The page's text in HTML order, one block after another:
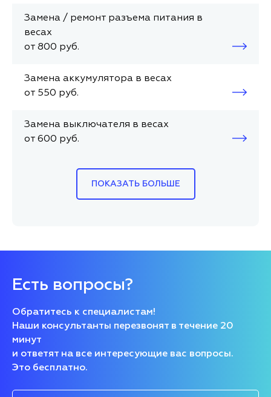
Замена / ремонт разъема питания в
весах
от 800 руб.
Замена аккумулятора в весах
от 550 руб.
Замена выключателя в весах
от 600 руб.
ПОКАЗАТЬ БОЛЬШЕ
Есть вопросы?
Обратитесь к специалистам!
Наши консультанты перезвонят в течение 20
минут
и ответят на все интересующие вас вопросы.
Это бесплатно.